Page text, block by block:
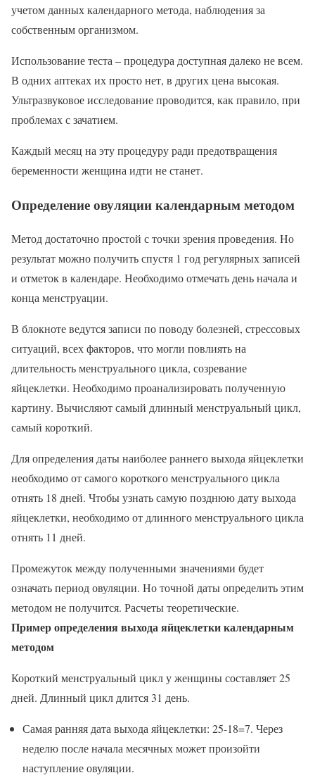
учетом данных календарного метода, наблюдения за
собственным организмом.
Использование теста – процедура доступная далеко не всем.
В одних аптеках их просто нет, в других цена высокая.
Ультразвуковое исследование проводится, как правило, при
проблемах с зачатием.
Каждый месяц на эту процедуру ради предотвращения
беременности женщина идти не станет.
Определение овуляции календарным методом
Метод достаточно простой с точки зрения проведения. Но
результат можно получить спустя 1 год регулярных записей
и отметок в календаре. Необходимо отмечать день начала и
конца менструации.
В блокноте ведутся записи по поводу болезней, стрессовых
ситуаций, всех факторов, что могли повлиять на
длительность менструального цикла, созревание
яйцеклетки. Необходимо проанализировать полученную
картину. Вычисляют самый длинный менструальный цикл,
самый короткий.
Для определения даты наиболее раннего выхода яйцеклетки
необходимо от самого короткого менструального цикла
отнять 18 дней. Чтобы узнать самую позднюю дату выхода
яйцеклетки, необходимо от длинного менструального цикла
отнять 11 дней.
Промежуток между полученными значениями будет
означать период овуляции. Но точной даты определить этим
методом не получится. Расчеты теоретические.
Пример определения выхода яйцеклетки календарным
методом
Короткий менструальный цикл у женщины составляет 25
дней. Длинный цикл длится 31 день.
Самая ранняя дата выхода яйцеклетки: 25-18=7. Через
неделю после начала месячных может произойти
наступление овуляции.